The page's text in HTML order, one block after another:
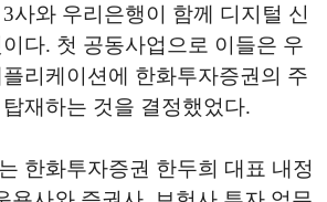
사와 우리은행이 함께 디지털 신
다. 첫 공동사업으로 이들은 우
리케이션에 한화투자증권의 주
재하는 것을 결정했었다.
한화투자증권 한두희 대표 내정